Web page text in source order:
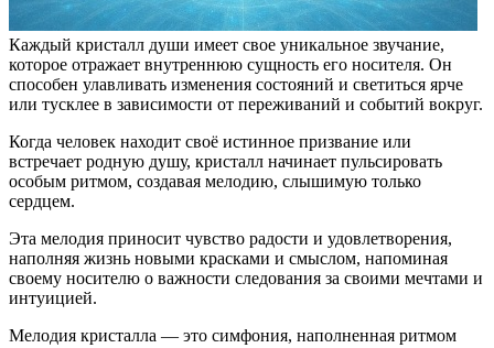
Каждый кристалл души имеет свое уникальное звучание,
которое отражает внутреннюю сущность его носителя. Он
способен улавливать изменения состояний и светиться ярче
или тусклее в зависимости от переживаний и событий вокруг.
Когда человек находит своё истинное призвание или
встречает родную душу, кристалл начинает пульсировать
особым ритмом, создавая мелодию, слышимую только
сердцем.
Эта мелодия приносит чувство радости и удовлетворения,
наполняя жизнь новыми красками и смыслом, напоминая
своему носителю о важности следования за своими мечтами и
интуицией.
Мелодия кристалла — это симфония, наполненная ритмом